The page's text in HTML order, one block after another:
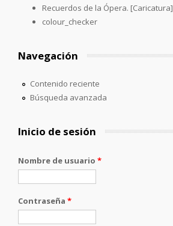
Recuerdos de la Ópera. [Caricatura]
colour_checker
Navegación
Contenido reciente
Búsqueda avanzada
Inicio de sesión
Nombre de usuario *
Contraseña *